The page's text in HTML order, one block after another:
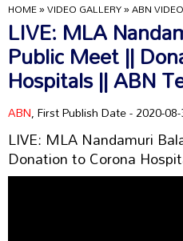
HOME»VIDEO GALLERY»ABN
LIVE: MLA
Public Meet ||
Hospitals || ABN
ABN, First Publish Date - 2020-
LIVE: MLA Nandamuri
Donation to Corona